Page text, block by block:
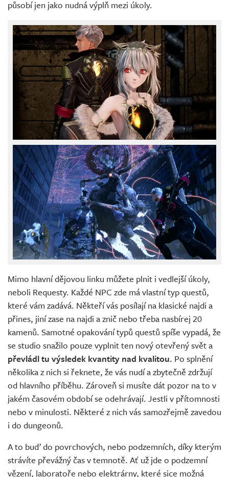
působí jen jako nudná výplň mezi úkoly.
Mimo hlavní dějovou linku můžete plnit i vedlejší úkoly,
neboli Requesty. Každé NPC zde má vlastní typ questů,
které vám zadává. Někteří vás posílají na klasické najdi a
přines, jiní zase na najdi a znič nebo třeba nasbírej 20
kamenů. Samotné opakování typů questů spíše vypadá, že
se studio snažilo pouze vyplnit ten nový otevřený svět a
převládl tu výsledek kvantity nad kvalitou. Po splnění
několika z nich si řeknete, že vás nudí a zbytečně zdržují
od hlavního příběhu. Zároveň si musíte dát pozor na to v
jakém časovém období se odehrávají. Jestli v přítomnosti
nebo v minulosti. Některé z nich vás samozřejmě zavedou
i do dungeonů.
A to buď do povrchových, nebo podzemních, díky kterým
strávíte převážný čas v temnotě. Ať už jde o podzemní
vězení, laboratoře nebo elektrárny, které sice možná